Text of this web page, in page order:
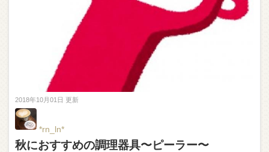
2018年10月01日 更新
*rn_ln*
秋におすすめの調理器具〜ピーラー〜